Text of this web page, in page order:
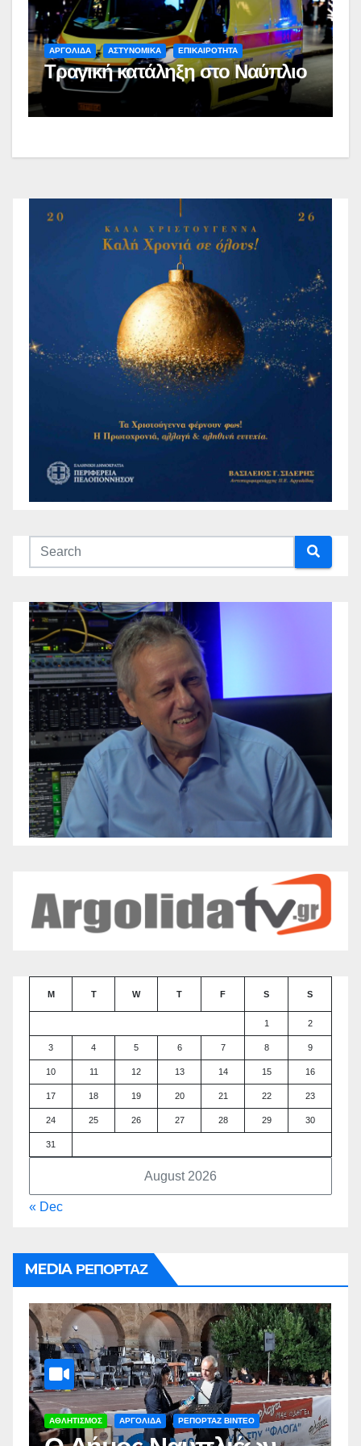
ΑΡΓΟΛΙΔΑ ΑΣΤΥΝΟΜΙΚΑ ΕΠΙΚΑΙΡΟΤΗΤΑ
Τραγική κατάληξη στο Ναύπλιο
August 2026
M T W T F S S
1 2
3 4 5 6 7 8 9
10 11 12 13 14 15 16
17 18 19 20 21 22 23
24 25 26 27 28 29 30
31
« Dec
MEDIA ΡΕΠΟΡΤΑΖ
ΑΡΓΟΛΙΔΑ ΡΕΠΟΡΤΑΖ ΒΙΝΤΕΟ